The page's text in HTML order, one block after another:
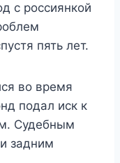
с россиянкой
пять лет.
во время
подал иск к
Судебным
задним